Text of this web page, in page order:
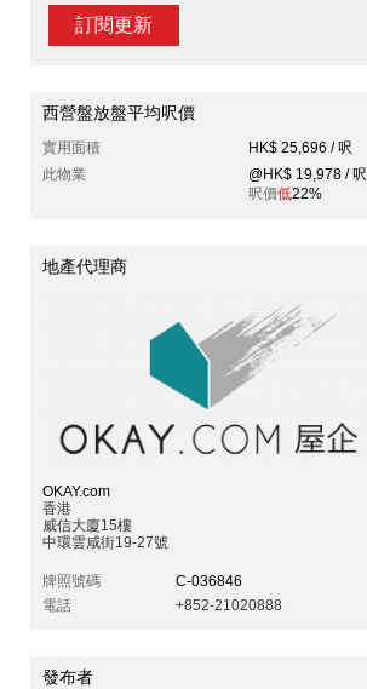
訂閱更新
西營盤放盤平均呎價
實用面積
HK$ 25,696 / 呎
此物業
@HK$ 19,978 / 呎
呎價低22%
地產代理商
OKAY.com
香港
威信大廈15樓
中環雲咸街19-27號
牌照號碼
C-036846
電話
+852-21020888
發布者